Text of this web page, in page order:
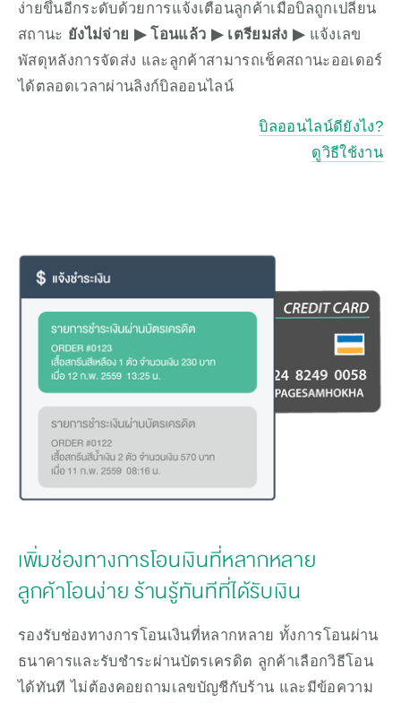
ง่ายขึ้นอีกระดับด้วยการแจ้งเตือนลูกค้าเมื่อบิลถูกเปลี่ยน
สถานะ ยังไม่จ่าย ▶︎ โอนแล้ว ▶︎ เตรียมส่ง ▶︎ แจ้งเลข
พัสดุหลังการจัดส่ง และลูกค้าสามารถเช็คสถานะออเดอร์
ได้ตลอดเวลาผ่านลิงก์บิลออนไลน์
บิลออนไลน์ดียังไง?
ดูวิธีใช้งาน
เพิ่มช่องทางการโอนเงินที่หลากหลาย
ลูกค้าโอนง่าย ร้านรู้ทันทีที่ได้รับเงิน
รองรับช่องทางการโอนเงินที่หลากหลาย ทั้งการโอนผ่าน
ธนาคารและรับชำระผ่านบัตรเครดิต ลูกค้าเลือกวิธีโอน
ได้ทันที ไม่ต้องคอยถามเลขบัญชีกับร้าน และมีข้อความ